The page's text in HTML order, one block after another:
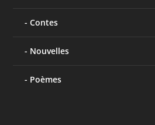
Contes
Nouvelles
Poèmes